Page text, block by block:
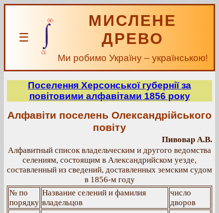
☰
МИСЛЕНЕ
ДРЕВО
Ми робимо Україну – українською!
Поселення Херсонської губернії за
повітовими алфавітами 1856 року
Алфавіти поселень Олександрійського
повіту
Пивовар А.В.
Алфавитный список владельческим и другого ведомства
селениям, состоящим в Александрийском уезде,
составленный из сведений, доставленных земским судом
в 1856-м году
№ по
порядку
Название селений и фамилия
владельцов
число
дворов